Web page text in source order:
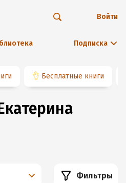
Подписка
Войти
👌 Бесплатные книги
Фильтры